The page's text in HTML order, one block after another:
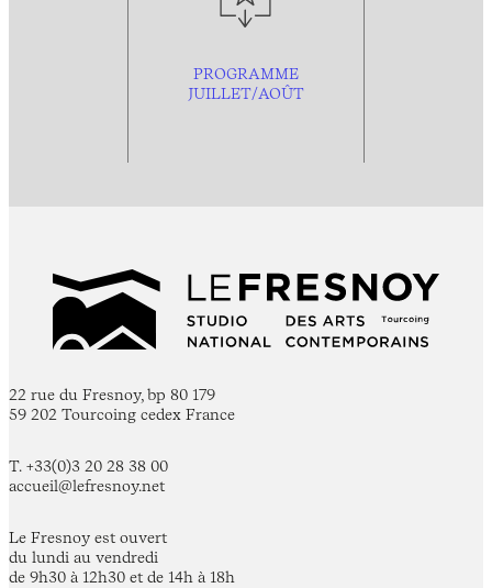
PROGRAMME
JUILLET/AOÛT
22 rue du Fresnoy, bp 80 179
59 202 Tourcoing cedex France
T. +33(0)3 20 28 38 00
accueil@lefresnoy.net
Le Fresnoy est ouvert
du lundi au vendredi
de 9h30 à 12h30 et de 14h à 18h